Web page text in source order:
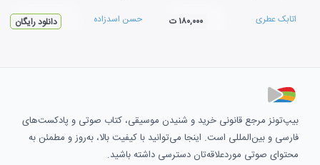
اتابک عطری ۱۸۰,۰۰۰ ت حسن اسدزاده دانلود رایگان
بیپ‌تونز مرجع قانونی خرید و شنیدن موسیقی، کتاب صوتی و پادکست‌های
فارسی و بین‌المللی است. اینجا می‌توانید با کیفیت بالا، به‌روز و مطمئن به
محتوای صوتی موردعلاقه‌تان دسترسی داشته باشید.